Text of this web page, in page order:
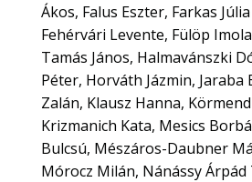
Ákos, Falus Eszter, Farkas
Fehérvári Levente, Fülöp
Tamás János, Halmavánszki
Péter, Horváth Jázmin, Jaraba
Zalán, Klausz Hanna,
Krizmanich Kata, Mesics
Bulcsú, Mészáros-Daubner
Mórocz Milán, Nánássy Árpád